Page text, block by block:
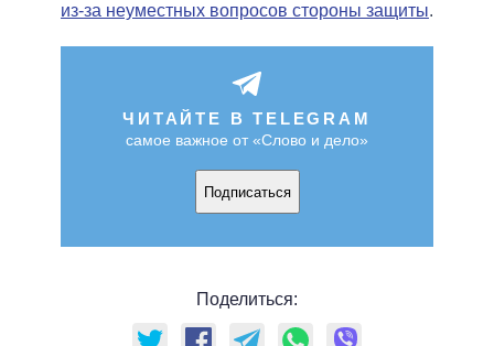
из-за неуместных вопросов стороны защиты.
ЧИТАЙТЕ В TELEGRAM
самое важное от «Слово и дело»
Подписаться
Поделиться: